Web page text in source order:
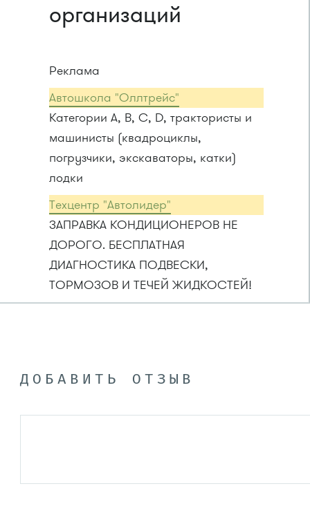
организаций
Реклама
Автошкола "Оллтрейс"
Категории A, B, C, D, трактористы и
машинисты (квадроциклы,
погрузчики, экскаваторы, катки)
лодки
Техцентр "Автолидер"
ЗАПРАВКА КОНДИЦИОНЕРОВ НЕ
ДОРОГО. БЕСПЛАТНАЯ
ДИАГНОСТИКА ПОДВЕСКИ,
ТОРМОЗОВ И ТЕЧЕЙ ЖИДКОСТЕЙ!
ДОБАВИТЬ ОТЗЫВ